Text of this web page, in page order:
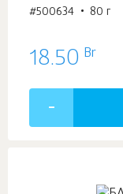
#500634 80 г
18.50 Br